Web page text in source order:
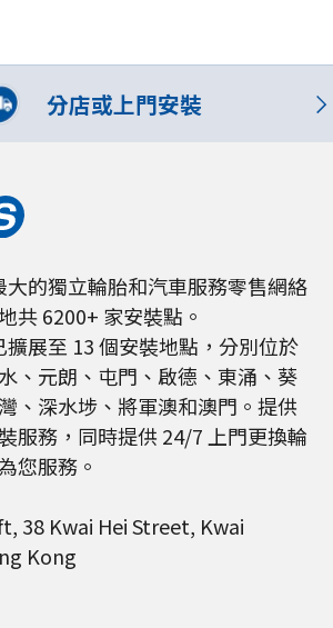
分店或上門安裝
大的獨立輪胎和汽車服務零售網絡
共 6200+ 家安裝點。
擴展至 13 個安裝地點，分別位於
、元朗、屯門、啟德、東涌、葵
、深水埗、將軍澳和澳門。提供
服務，同時提供 24/7 上門更換輪
您服務。
38 Kwai Hei Street, Kwai
Kong